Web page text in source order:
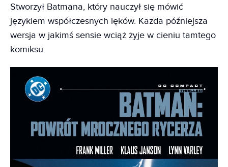
Stworzył Batmana, który nauczył się mówić
językiem współczesnych lęków. Każda późniejsza
wersja w jakimś sensie wciąż żyje w cieniu tamtego
komiksu.